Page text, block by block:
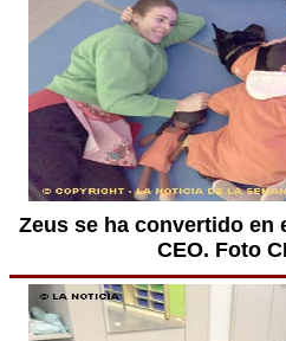
Zeus se ha convertido en
CEO. Foto